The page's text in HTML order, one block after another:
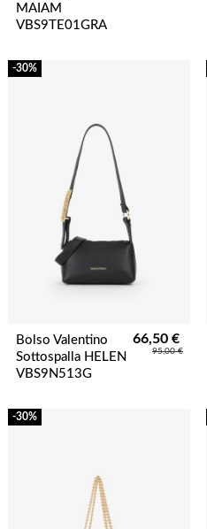
MAIAM
VBS9TE01GRA
-30%
Bolso Valentino
Sottospalla HELEN
VBS9N513G
66,50 €
95,00 €
-30%